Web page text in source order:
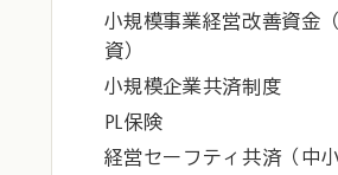
小規模事業経営改善資金
資）
小規模企業共済制度
PL保険
経営セーフティ共済（中